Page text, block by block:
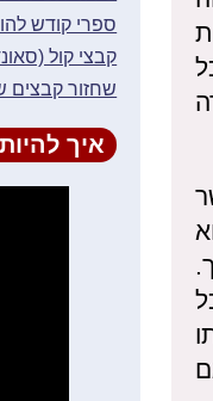
ספרי קודש
קבצי קול
שחזור קבצים
איך